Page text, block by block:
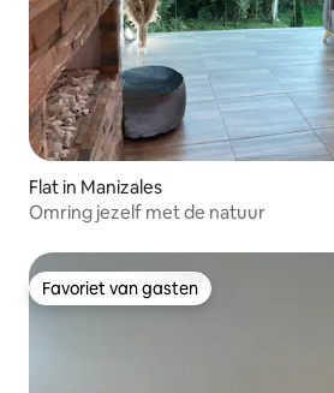
Flat in Manizales
Omring jezelf met de natuur
Favoriet van gasten
Favoriet van gasten